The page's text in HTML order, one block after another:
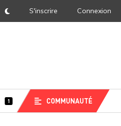
DarkMode
S'inscrire Connexion
1 COMMUNAUTÉ